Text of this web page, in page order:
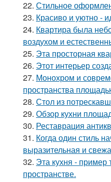
22. Стильное
23. Красиво и уютно -
24. Квартира была
воздухом и
25. Эта просторная
26. Этот интерьер
27. Монохром и
пространства
28. Стол из
29. Обзор кухни
30. Реставрация
31. Когда один стиль
выразительная и
32. Эта кухня - пример
пространстве.